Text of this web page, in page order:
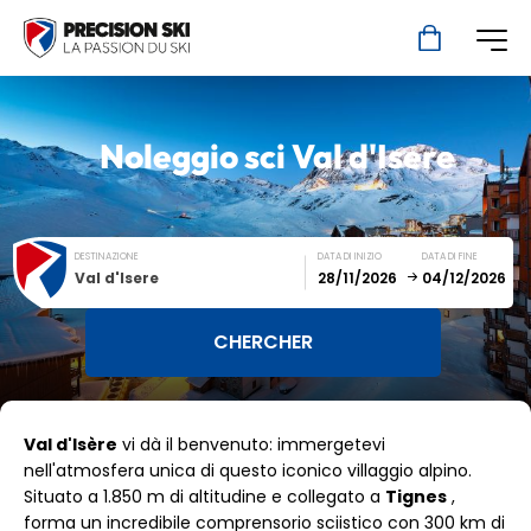
Noleggio sciVal d'Isere
DESTINAZIONE
Val d'Isere
DATA DI INIZIO DATA DI FINE
SUN MON TUE WED THU FRI
1 2 3 4 5
Val d'Isère vi dà il benvenuto: immergetevi
nell'atmosfera unica di questo iconico villaggio alpino.
Situato a 1.850 m di altitudine e collegato a Tignes ,
forma un incredibile comprensorio sciistico con 300 km di